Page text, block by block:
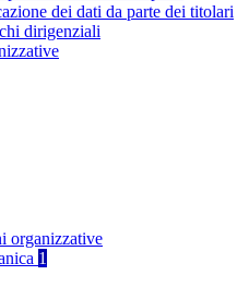
dei dati da parte dei titolari
dirigenziali
organizzative
1